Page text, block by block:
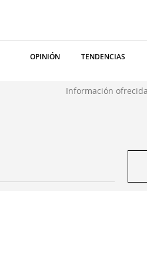
OPINIÓN TENDENCIAS
Información